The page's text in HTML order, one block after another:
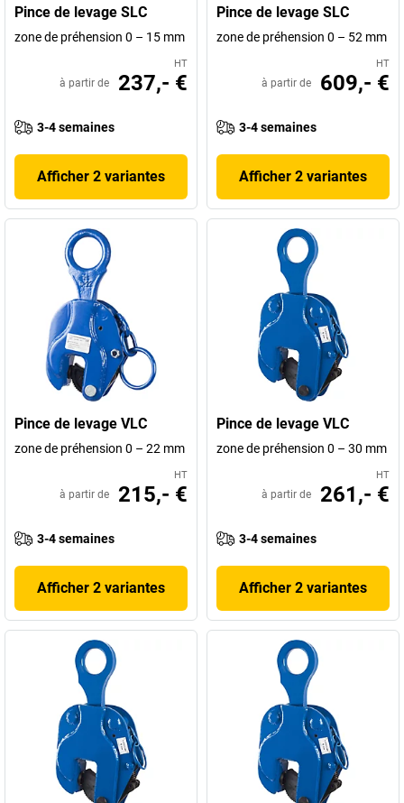
Pince de levage SLC
zone de préhension 0 – 15 mm
HT
à partir de 237,- €
3-4 semaines
Afficher 2 variantes
Pince de levage SLC
zone de préhension 0 – 52 mm
HT
à partir de 609,- €
3-4 semaines
Afficher 2 variantes
Pince de levage VLC
zone de préhension 0 – 22 mm
HT
à partir de 215,- €
3-4 semaines
Afficher 2 variantes
Pince de levage VLC
zone de préhension 0 – 30 mm
HT
à partir de 261,- €
3-4 semaines
Afficher 2 variantes